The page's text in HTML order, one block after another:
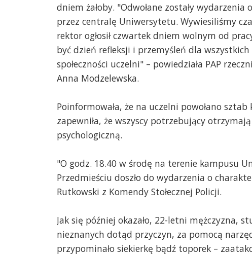
dniem żałoby. "Odwołane zostały wydarzenia
przez centralę Uniwersytetu. Wywiesiliśmy
rektor ogłosił czwartek dniem wolnym od
być dzień refleksji i przemyśleń dla wszystkich
społeczności uczelni" – powiedziała PAP
Anna Modzelewska.
Poinformowała, że na uczelni powołano sztab
zapewniła, że wszyscy potrzebujący
psychologiczną.
"O godz. 18.40 w środę na terenie kampusu
Przedmieściu doszło do wydarzenia o
Rutkowski z Komendy Stołecznej Policji.
Jak się później okazało, 22-letni mężczyzna,
nieznanych dotąd przyczyn, za pomocą
przypominało siekierkę bądź toporek –